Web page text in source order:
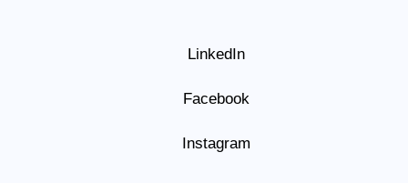
LinkedIn
Facebook
Instagram